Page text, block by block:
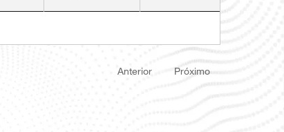
Anterior Próximo